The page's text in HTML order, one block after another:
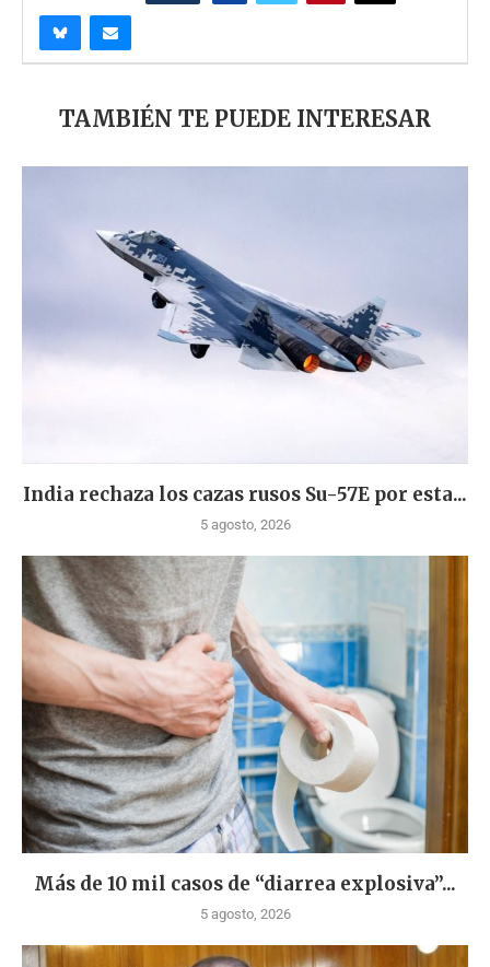
TAMBIÉN TE PUEDE INTERESAR
India rechaza los cazas rusos Su-57E por esta...
5 agosto, 2026
Más de 10 mil casos de “diarrea explosiva”...
5 agosto, 2026